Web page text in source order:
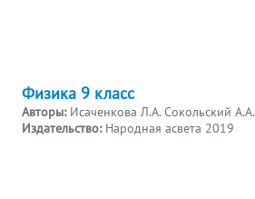
Физика 9 класс
Авторы: Исаченкова Л.А. Сокольский А.А.
Издательство: Народная асвета 2019